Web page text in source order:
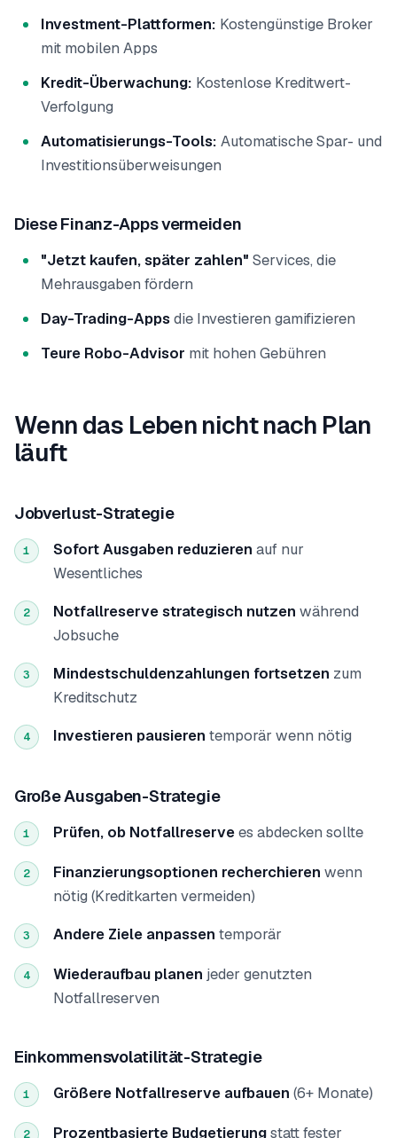
Investment-Plattformen: Kostengünstige Broker
mit mobilen Apps
Kredit-Überwachung: Kostenlose Kreditwert-
Verfolgung
Automatisierungs-Tools: Automatische Spar- und
Investitionsüberweisungen
Diese Finanz-Apps vermeiden
"Jetzt kaufen, später zahlen" Services, die
Mehrausgaben fördern
Day-Trading-Appsdie Investieren gamifizieren
Teure Robo-Advisor mit hohen Gebühren
Wenn das Leben nicht nach Plan
läuft
Jobverlust-Strategie
1 Sofort Ausgaben reduzieren auf nur
Wesentliches
2 Notfallreserve strategisch nutzen während
Jobsuche
3 Mindestschuldenzahlungen fortsetzen zum
Kreditschutz
4 Investieren pausieren temporär wenn nötig
Große Ausgaben-Strategie
1 Prüfen, ob Notfallreservees abdecken sollte
2 Finanzierungsoptionen recherchieren wenn
nötig (Kreditkarten vermeiden)
3 Andere Ziele anpassen temporär
4 Wiederaufbau planen jeder genutzten
Notfallreserven
Einkommensvolatilität-Strategie
1 Größere Notfallreserve aufbauen (6+ Monate)
2 Prozentbasierte Budgetierungstatt fester